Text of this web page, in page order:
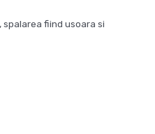
fiind usoara si